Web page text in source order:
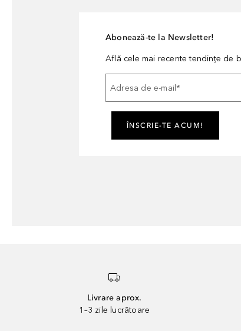
Abonează-te la Newsletter!
Află cele mai recente tendințe de
Adresa de e-mail *
ÎNSCRIE-TE ACUM!
Livrare aprox.
1–3 zile lucrătoare